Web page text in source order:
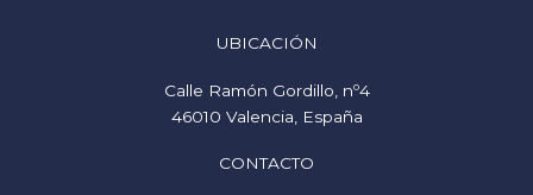
UBICACIÓN
Calle Ramón Gordillo, nº4
46010 Valencia, España
CONTACTO